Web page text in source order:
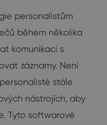
personalistům
během několika
komunikaci s
záznamy. Není
stále
nástrojích, aby
Tyto softwarové